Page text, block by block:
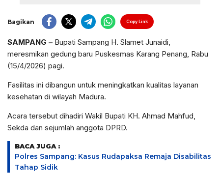
Bagikan Copy Link
SAMPANG – Bupati Sampang H. Slamet Junaidi,
meresmikan gedung baru Puskesmas Karang Penang, Rabu
(15/4/2026) pagi.
Fasilitas ini dibangun untuk meningkatkan kualitas layanan
kesehatan di wilayah Madura.
Acara tersebut dihadiri Wakil Bupati KH. Ahmad Mahfud,
Sekda dan sejumlah anggota DPRD.
BACA JUGA :
Polres Sampang: Kasus Rudapaksa Remaja Disabilitas
Tahap Sidik